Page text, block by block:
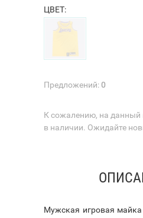
ЦВЕТ:
Предложений:0
К сожалению, на данный
в наличии. Ожидайте
Мужская игровая